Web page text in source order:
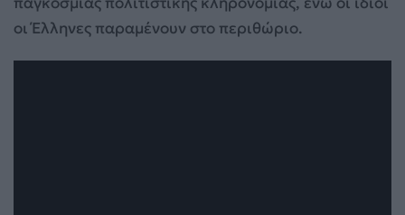
οι Έλληνες παραμένουν στο περιθώριο.